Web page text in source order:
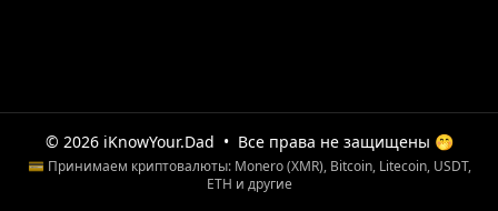
© 2026 iKnowYour.Dad • Все права не защищены 🤭
💳 Принимаем криптовалюты: Monero (XMR), Bitcoin, Litecoin, USDT,
ETH и другие